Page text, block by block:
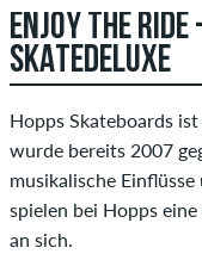
ENJOY THE
SKATEDELUXE
Hopps Skateboards
wurde bereits 2007
musikalische
spielen bei Hopps
an sich.